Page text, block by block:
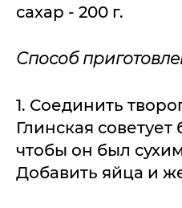
сахар - 200 г.
Способ
1. Соединить
Глинская советует
чтобы он был
Добавить яйца и